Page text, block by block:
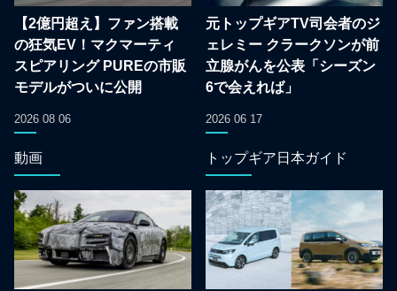
【2億円超え】ファン搭載
の狂気EV！マクマーティ
スピアリング PUREの市販
モデルがついに公開
2026 08 06
元トップギアTV司会者のジ
ェレミー クラークソンが前
立腺がんを公表「シーズン
6で会えれば」
2026 06 17
動画 トップギア日本ガイド